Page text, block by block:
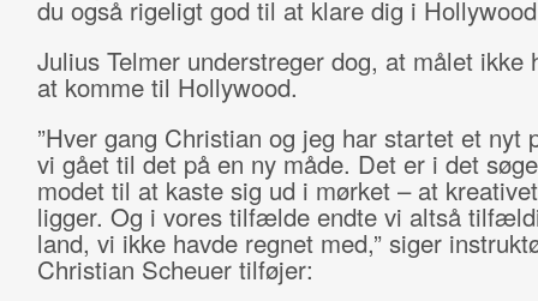
du også rigeligt god til at klare dig i
Julius Telmer understreger dog, at målet
at komme til Hollywood.
”Hver gang Christian og jeg har startet et nyt
vi gået til det på en ny måde. Det er i det
modet til at kaste sig ud i mørket – at
ligger. Og i vores tilfælde endte vi altså
land, vi ikke havde regnet med,” siger
Christian Scheuer tilføjer: